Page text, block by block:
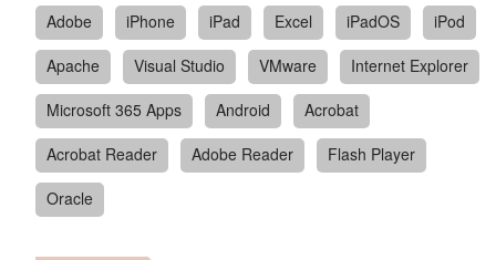
Adobe
iPhone iPad Excel iPadOS
iPod
Apache
Visual Studio VMware
Internet Explorer
Microsoft 365 Apps
Android
Acrobat
Acrobat Reader
Adobe Reader
Flash Player
Oracle